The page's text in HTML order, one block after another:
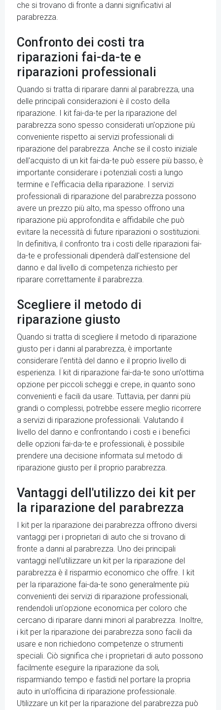
che si trovano di fronte a danni significativi al
parabrezza.
Confronto dei costi tra
riparazioni fai-da-te e
riparazioni professionali
Quando si tratta di riparare danni al parabrezza, una
delle principali considerazioni è il costo della
riparazione. I kit fai-da-te per la riparazione del
parabrezza sono spesso considerati un'opzione più
conveniente rispetto ai servizi professionali di
riparazione del parabrezza. Anche se il costo iniziale
dell'acquisto di un kit fai-da-te può essere più basso, è
importante considerare i potenziali costi a lungo
termine e l'efficacia della riparazione. I servizi
professionali di riparazione del parabrezza possono
avere un prezzo più alto, ma spesso offrono una
riparazione più approfondita e affidabile che può
evitare la necessità di future riparazioni o sostituzioni.
In definitiva, il confronto tra i costi delle riparazioni fai-
da-te e professionali dipenderà dall'estensione del
danno e dal livello di competenza richiesto per
riparare correttamente il parabrezza.
Scegliere il metodo di
riparazione giusto
Quando si tratta di scegliere il metodo di riparazione
giusto per i danni al parabrezza, è importante
considerare l'entità del danno e il proprio livello di
esperienza. I kit di riparazione fai-da-te sono un'ottima
opzione per piccoli scheggi e crepe, in quanto sono
convenienti e facili da usare. Tuttavia, per danni più
grandi o complessi, potrebbe essere meglio ricorrere
a servizi di riparazione professionali. Valutando il
livello del danno e confrontando i costi e i benefici
delle opzioni fai-da-te e professionali, è possibile
prendere una decisione informata sul metodo di
riparazione giusto per il proprio parabrezza.
Vantaggi dell'utilizzo dei kit per
la riparazione del parabrezza
I kit per la riparazione dei parabrezza offrono diversi
vantaggi per i proprietari di auto che si trovano di
fronte a danni al parabrezza. Uno dei principali
vantaggi nell'utilizzare un kit per la riparazione del
parabrezza è il risparmio economico che offre. I kit
per la riparazione fai-da-te sono generalmente più
convenienti dei servizi di riparazione professionali,
rendendoli un'opzione economica per coloro che
cercano di riparare danni minori al parabrezza. Inoltre,
i kit per la riparazione dei parabrezza sono facili da
usare e non richiedono competenze o strumenti
speciali. Ciò significa che i proprietari di auto possono
facilmente eseguire la riparazione da soli,
risparmiando tempo e fastidi nel portare la propria
auto in un'officina di riparazione professionale.
Utilizzare un kit per la riparazione del parabrezza può